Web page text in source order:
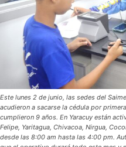
Este lunes 2 de junio, las sedes del
acudieron a sacarse la cédula por
cumplieron 9 años. En Yaracuy están
Felipe, Yaritagua, Chivacoa, Nirgua,
desde las 8:00 am hasta las 4:00 pm.